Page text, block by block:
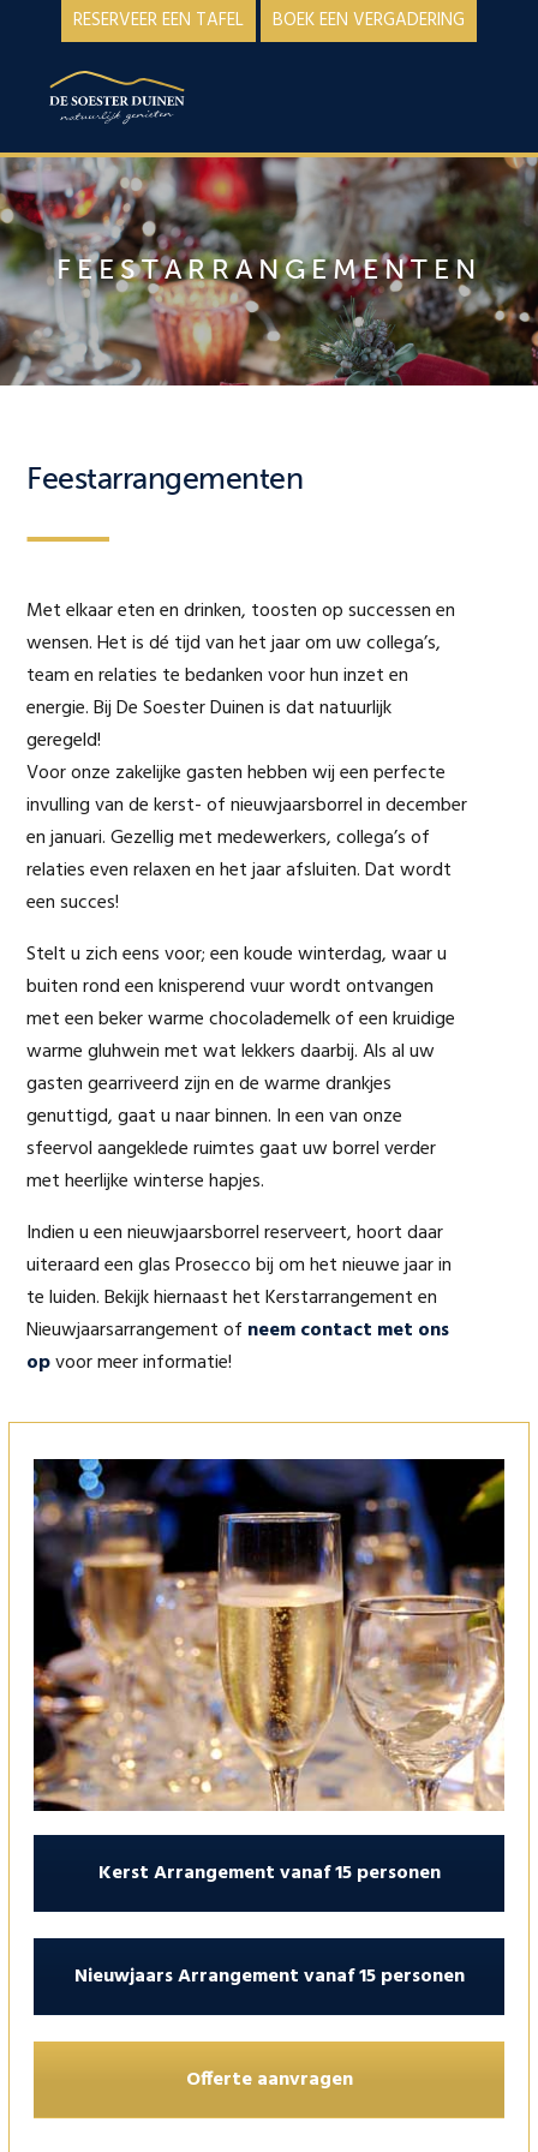
hoofdnavigatie
hoofd
RESERVEER EEN TAFEL BOEK EEN VERGADERING
FEESTARRANGEMENTEN
Feestarrangementen
Met elkaar eten en drinken, toosten op successen en
wensen. Het is dé tijd van het jaar om uw collega’s,
team en relaties te bedanken voor hun inzet en
energie. Bij De Soester Duinen is dat natuurlijk
geregeld!
Voor onze zakelijke gasten hebben wij een perfecte
invulling van de kerst- of nieuwjaarsborrel in december
en januari. Gezellig met medewerkers, collega’s of
relaties even relaxen en het jaar afsluiten. Dat wordt
een succes!
Stelt u zich eens voor; een koude winterdag, waar u
buiten rond een knisperend vuur wordt ontvangen
met een beker warme chocolademelk of een kruidige
warme gluhwein met wat lekkers daarbij. Als al uw
gasten gearriveerd zijn en de warme drankjes
genuttigd, gaat u naar binnen. In een van onze
sfeervol aangeklede ruimtes gaat uw borrel verder
met heerlijke winterse hapjes.
Indien u een nieuwjaarsborrel reserveert, hoort daar
uiteraard een glas Prosecco bij om het nieuwe jaar in
te luiden. Bekijk hiernaast het Kerstarrangement en
Nieuwjaarsarrangement of neem contact met ons
opvoor meer informatie!
Kerst Arrangement vanaf 15 personen
Nieuwjaars Arrangement vanaf 15 personen
Offerte aanvragen